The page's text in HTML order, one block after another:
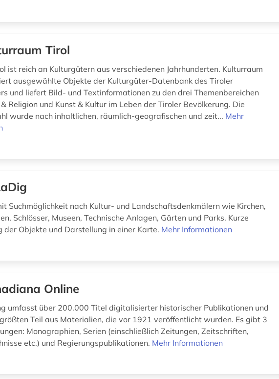
Tirol
ist reich an Kulturgütern aus verschiedenen Jahrhunderten. Kulturraum
ausgewählte Objekte der Kulturgüter-Datenbank des Tiroler
und liefert Bild- und Textinformationen zu den drei Themenbereichen
Religion und Kunst & Kultur im Leben der Tiroler Bevölkerung. Die
wurde nach inhaltlichen, räumlich-geografischen und zeit... Mehr
Suchmöglichkeit nach Kultur- und Landschaftsdenkmälern wie Kirchen,
Schlösser, Museen, Technische Anlagen, Gärten und Parks. Kurze
der Objekte und Darstellung in einer Karte. Mehr Informationen
Online
umfasst über 200.000 Titel digitalisierter historischer Publikationen und
Teil aus Materialien, die vor 1921 veröffentlicht wurden. Es gibt 3
Monographien, Serien (einschließlich Zeitungen, Zeitschriften,
etc.) und Regierungspublikationen. Mehr Informationen